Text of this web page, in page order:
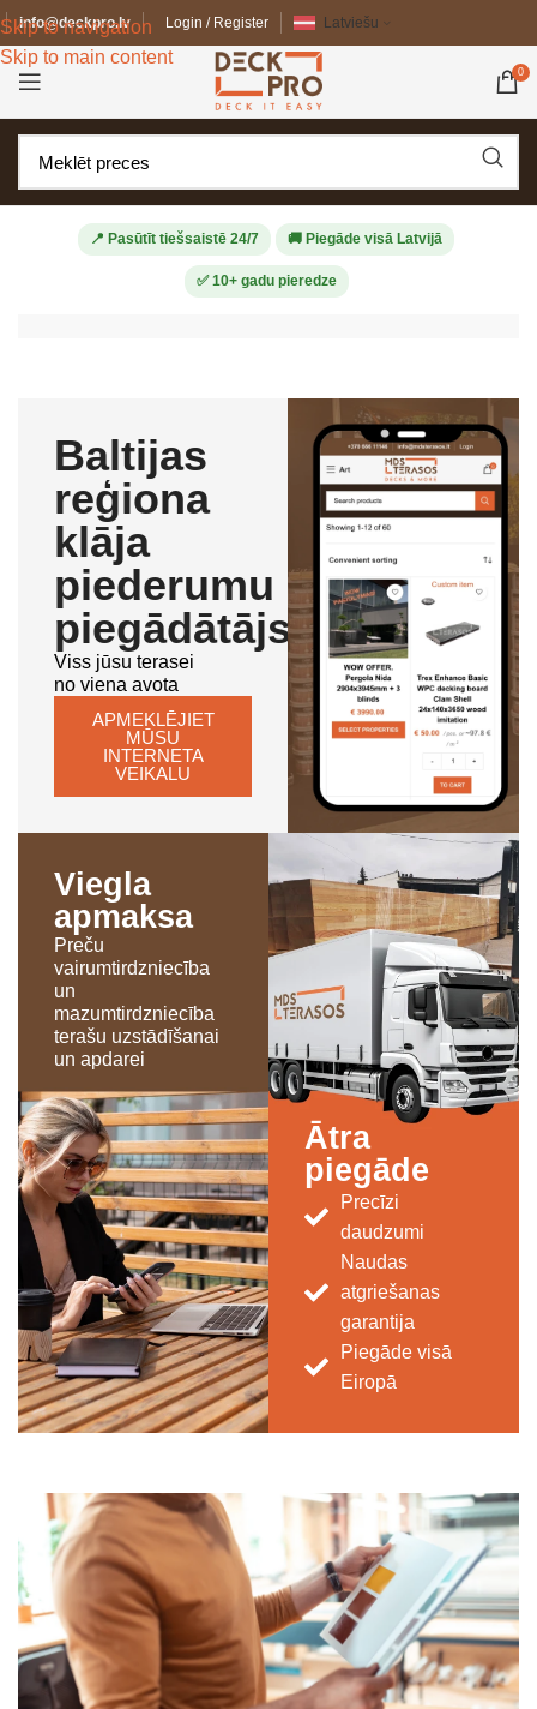
Skip to navigation
Skip to main content
info@deckpro.lv Login / Register Latviešu
0
📍 Pasūtīt tiešsaistē 24/7 🚚 Piegāde visā Latvijā
✅ 10+ gadu pieredze
Baltijas
reģiona
klāja
piederumu
piegādātājs
Viss jūsu terasei
no viena avota
APMEKLĒJIET
MŪSU
INTERNETA
VEIKALU
Viegla
apmaksa
Preču
vairumtirdzniecība
un
mazumtirdzniecība
terašu uzstādīšanai
un apdarei
Ātra
piegāde
Precīzi
daudzumi
Naudas
atgriešanas
garantija
Piegāde visā
Eiropā